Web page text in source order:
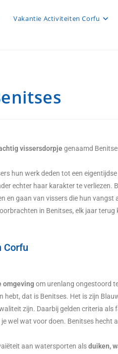
Vakantie Activiteiten Corfu
vissersdorpje genaamd
hun werk deden tot een
echter haar karakter te verliezen.
en gaan van vissers die hun vangst
in Benitses, elk jaar terug
Corfu
omgeving om urenlang ongestoord
hebt, dat is Benitses. Het is zijn
zijn. Daarbij gelden criteria
wel wat voor doen. Benitses hecht
aan watersporten alsduiken,